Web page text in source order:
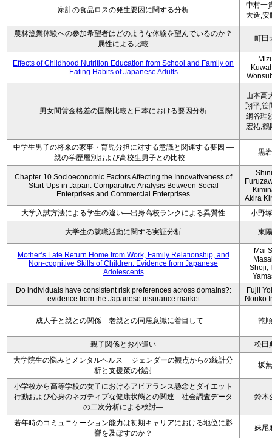
家計の食品ロスの発生要因に関する分析
中村一
大造,安
農林漁業体験への参加希望者はどのような体験を望んでいるのか？
－属性による比較－
町田
Effects of Childhood Nutrition Education from School and Family on
Eating Habits of Japanese Adults
男女間賃金格差の国際比較と日本における要因分析
山本高
翔平,笹
網谷理
宏祐,鶴
中学生男子の将来の家事・育児分担に対する意識と関連する要因 ―
親の学歴層別および高校生男子との比較―
黒
Chapter 10 Socioeconomic Factors Affecting the Innovativeness of
Start-Ups in Japan: Comparative Analysis Between Social
Enterprises and Commercial Enterprises
Akira
大学入試方法による学生の違い―出身高校ランクによる異質性
小野
大学生の就職活動に関する実証分析 東
Mother’s Late Return Home from Work, Family Relationship, and
Non-cognitive Skills of Children: Evidence from Japanese
Adolescents
Mai
Shoji,
Do individuals have consistent risk preferences across domains?:
evidence from the Japanese insurance market
Fujii
Noriko
成人子と親との関係―老親との同居意識に着目して― 乾
親子関係とお小遣い
松田
大学院生の悩みとメンタルヘルス−−ジェンダーの観点からの統計分
析と支援策の検討
坂
小学校から高等学校の女子におけるアピアランス懸念とダイエット
行動および心身のネガティブな健康状態との関連―社会調査データ
の二次分析による検討―
鈴木
若年時のコミュニケーション能力は初期キャリアにおける地位に影
響を及ぼすのか？
妹尾